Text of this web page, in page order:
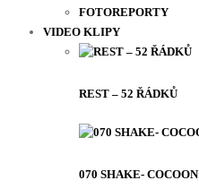
FOTOREPORTY
VIDEO KLIPY
REST – 52 ŘÁDKŮ
070 SHAKE- COCOON